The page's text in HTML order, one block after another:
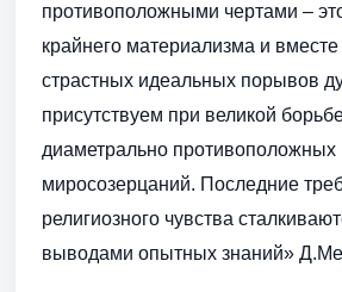
противоположными чертами –
крайнего материализма и
страстных идеальных порывов
присутствуем при великой
диаметрально противоположных
миросозерцаний. Последние
религиозного чувства
выводами опытных знаний»